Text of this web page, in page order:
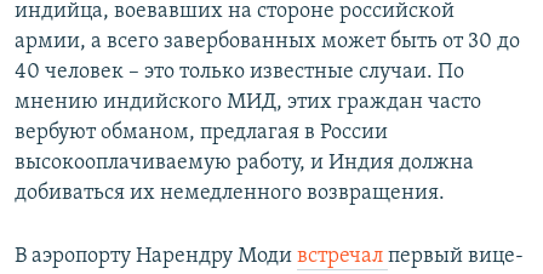
индийца, воевавших на стороне российской
армии, а всего завербованных может быть от 30 до
40 человек – это только известные случаи. По
мнению индийского МИД, этих граждан часто
вербуют обманом, предлагая в России
высокооплачиваемую работу, и Индия должна
добиваться их немедленного возвращения.
В аэропорту Нарендру Моди встречал первый вице-